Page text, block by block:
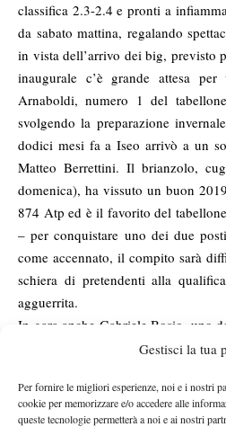
Gestisci la tua
Per fornire le migliori esperienze, noi e i nostri
cookie per memorizzare e/o accedere alle
queste tecnologie permetterà a noi e ai nostri
classifica 2.3-2.4 e pronti a
da sabato mattina, regalando
in vista dell’arrivo dei big, previsto
inaugurale c’è grande attesa
Arnaboldi, numero 1 del
svolgendo la preparazione
dodici mesi fa a Iseo arrivò a un
Matteo Berrettini. Il brianzolo,
domenica), ha vissuto un buon
874 Atp ed è il favorito del
– per conquistare uno dei due
come accennato, il compito sarà
schiera di pretendenti alla
agguerrita.
In gara anche Gabriele Bosio, uno
nel ranking mondiale Atp:
Campo 3. A sfidarsi, dalle 9.30,
17enne di mamma belga fra i